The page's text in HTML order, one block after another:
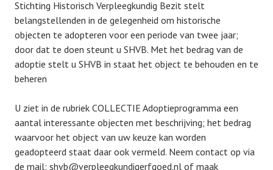
Stichting Historisch Verpleegkundig Bezit stelt
belangstellenden in de gelegenheid om historische
objecten te adopteren voor een periode van twee jaar;
door dat te doen steunt u SHVB. Met het bedrag van de
adoptie stelt u SHVB in staat het object te behouden en te
beheren
U ziet in de rubriek COLLECTIE Adoptieprogramma een
aantal interessante objecten met beschrijving; het bedrag
waarvoor het object van uw keuze kan worden
geadopteerd staat daar ook vermeld. Neem contact op via
de mail: shvb@verpleegkundigerfgoed.nl of maak